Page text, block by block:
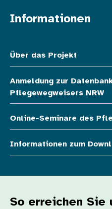
Informationen
Über das Projekt
Anmeldung zur
Pflegewegweisers NRW
Online-Seminare des
Informationen zum
So erreichen Sie